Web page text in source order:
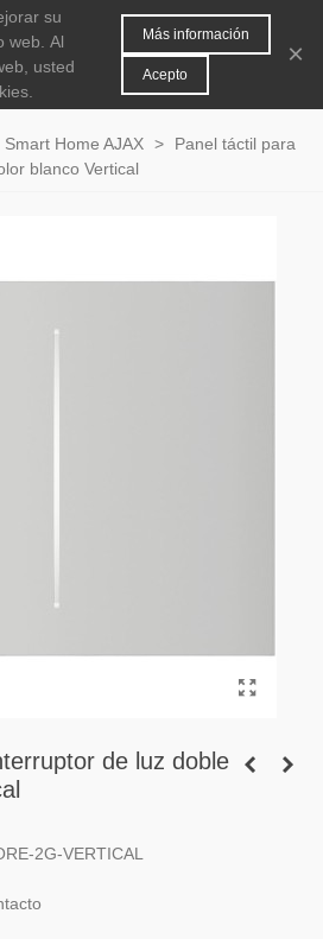
0
Smart Home AJAX >
Panel táctil para
blanco Vertical
de luz doble
2G-VERTICAL
su
web. Al
usted
Más información
Acepto
×